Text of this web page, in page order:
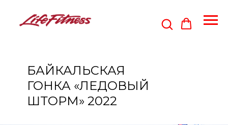
БАЙКАЛЬСКАЯ
ГОНКА «ЛЕДОВЫЙ
ШТОРМ» 2022